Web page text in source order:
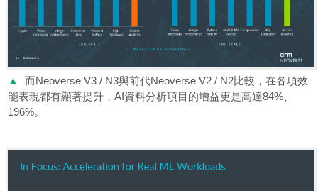
▲
而Neoverse V3 / N3與前代Neoverse V2 / N2比較，在各項效
能表現都有顯著提升，AI資料分析項目的增益更是高達84%、
196%。